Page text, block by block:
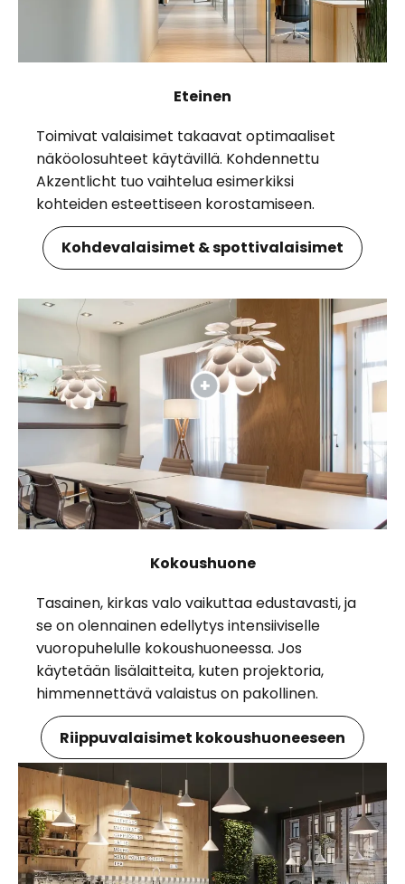
Eteinen
Toimivat valaisimet takaavat optimaaliset
näköolosuhteet käytävillä. Kohdennettu
Akzentlicht tuo vaihtelua esimerkiksi
kohteiden esteettiseen korostamiseen.
Kohdevalaisimet & spottivalaisimet
Kokoushuone
Tasainen, kirkas valo vaikuttaa edustavasti, ja
se on olennainen edellytys intensiiviselle
vuoropuhelulle kokoushuoneessa. Jos
käytetään lisälaitteita, kuten projektoria,
himmennettävä valaistus on pakollinen.
Riippuvalaisimet kokoushuoneeseen